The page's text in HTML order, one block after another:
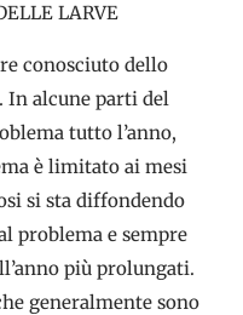
LARVE
conosciuto dello
alcune parti del
tutto l’anno,
è limitato ai mesi
si sta diffondendo
problema e sempre
più prolungati.
generalmente sono